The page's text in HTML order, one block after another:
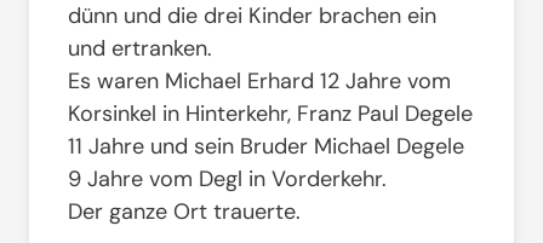
dünn und die drei Kinder brachen ein
und ertranken.
Es waren Michael Erhard 12 Jahre vom
Korsinkel in Hinterkehr, Franz Paul Degele
11 Jahre und sein Bruder Michael Degele
9 Jahre vom Degl in Vorderkehr.
Der ganze Ort trauerte.